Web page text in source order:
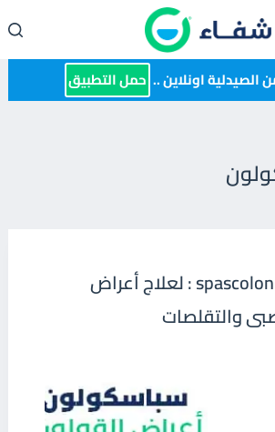
الصيدلية اونلاين .. حمل التطبيق
سباسكولون spascolon : لعلاج أعراض
والتقلصات